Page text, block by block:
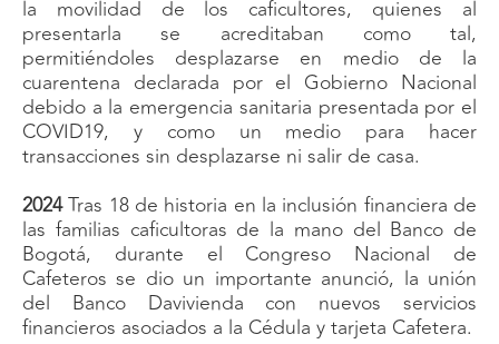
la movilidad de los caficultores, quienes al
presentarla se acreditaban como tal,
permitiéndoles desplazarse en medio de la
cuarentena declarada por el Gobierno Nacional
debido a la emergencia sanitaria presentada por el
COVID19, y como un medio para hacer
transacciones sin desplazarse ni salir de casa.
2024Tras 18 de historia en la inclusión financiera de
las familias caficultoras de la mano del Banco de
Bogotá, durante el Congreso Nacional de
Cafeteros se dio un importante anunció, la unión
del Banco Davivienda con nuevos servicios
financieros asociados a la Cédula y tarjeta Cafetera.